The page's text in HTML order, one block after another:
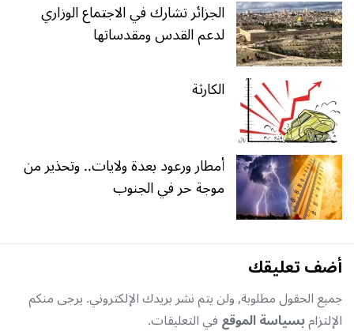
الجزائر تشارك في الاجتماع الوزاري
لدعم القدس ومقدساتها
الكارثة
أمطار ورعود بعدة ولايات.. وتحذير من
موجة حر في الجنوب
أضف تعليقك
جميع الحقول مطلوبة, ولن يتم نشر بريدك الإلكتروني. يرجى منكم
الإلتزامبسياسة الموقعفي التعليقات.